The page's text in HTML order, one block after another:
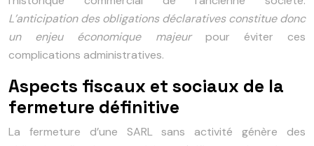
L’anticipation des obligations déclaratives constitue donc
un enjeu économique majeurpour éviter ces
complications administratives.
Aspects fiscaux et sociaux de la
fermeture définitive
La fermeture d’une SARL sans activité génère des